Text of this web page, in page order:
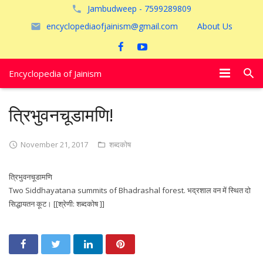
Jambudweep - 7599289809
encyclopediaofjainism@gmail.com
About Us
Encyclopedia of Jainism
पूजायें
अयोध्या
त्रिभुवनचूडामणि!
November 21, 2017 शब्दकोष
त्रिभुवनचूडामणि
Two Siddhayatana summits of Bhadrashal forest. भद्रशाल वन में स्थित दो
सिद्धायतन कूट। [[श्रेणी: शब्दकोष ]]